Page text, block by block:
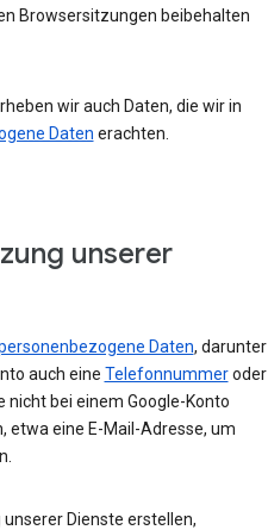
Browsersitzungen beibehalten
wir auch Daten, die wir in
Daten erachten.
unserer
Daten, darunter
auch eine Telefonnummeroder
nicht bei einem Google-Konto
etwa eine E-Mail-Adresse, um
Dienste erstellen,